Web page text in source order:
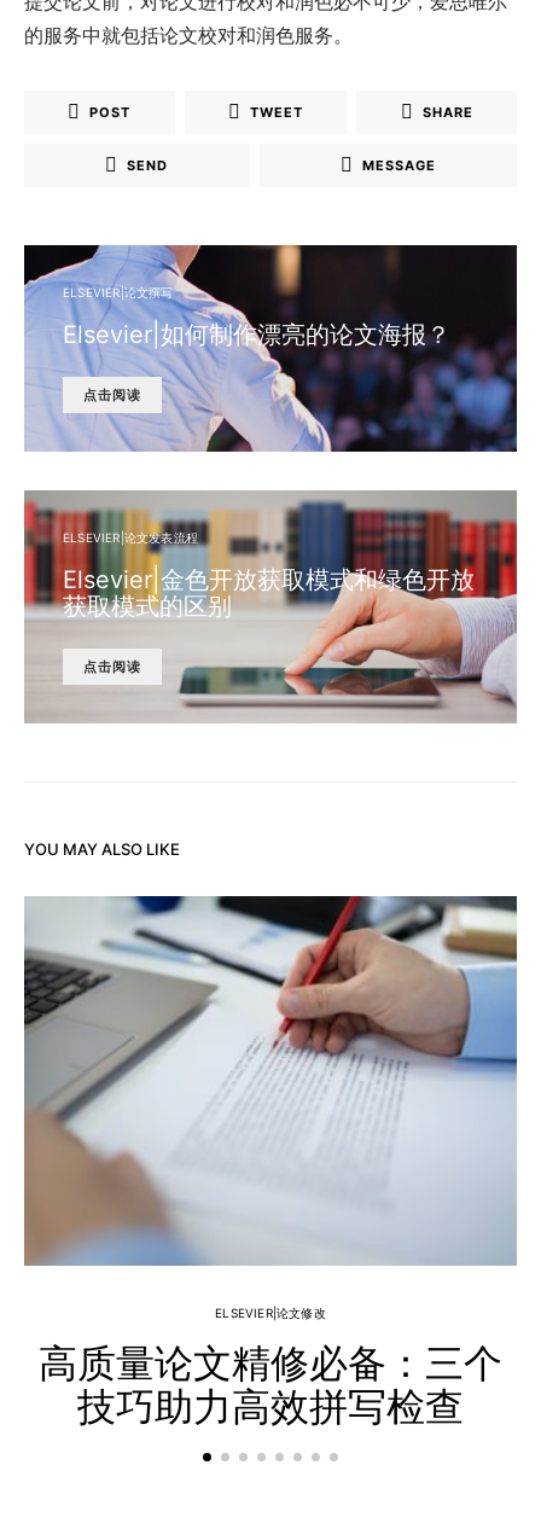
的服务中就包括论文校对和润色服务。
POST TWEET SHARE
SEND MESSAGE
ELSEVIER|论文撰写
Elsevier|如何制作漂亮的论文海报？
点击阅读
ELSEVIER|论文发表流程
Elsevier|金色开放获取模式和绿色开放
获取模式的区别
点击阅读
YOU MAY ALSO LIKE
ELSEVIER|论文修改
高质量论文精修必备：三个
技巧助力高效拼写检查